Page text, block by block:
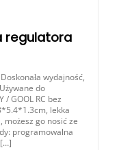
regulatora
wydajność,
do
/ GOOL RC bez
lekka
go nosić ze
programowalna